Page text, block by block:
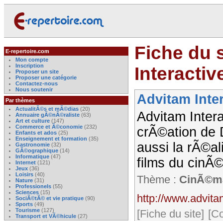
E-repertoire.com
Mon compte
Inscription
Proposer un site
Proposer une catégorie
Contactez-nous
Nous soutenir
Par thèmes
ActualitÃ©s et mÃ©dias (20)
Annuaire gÃ©nÃ©raliste (63)
Art et culture (147)
Commerce et Ã©conomie (232)
Enfants et ados (25)
Enseignement et formation (35)
Gastronomie (32)
GÃ©ographique (14)
Informatique (47)
Internet (121)
Jeux (36)
Loisirs (40)
Nature (31)
Professionels (55)
Sciences (15)
SociÃ©tÃ© et vie pratique (90)
Sports (49)
Tourisme (127)
Transport et VÃ©hicule (27)
Fiche du
Advitam
Advitam
crÃ©ation de
aussi la
films du
Thème :
http://
[Fiche du site]